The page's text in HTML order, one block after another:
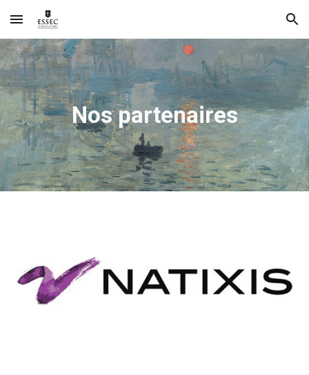
Skip to main content Skip to navigation
Nos partenaires